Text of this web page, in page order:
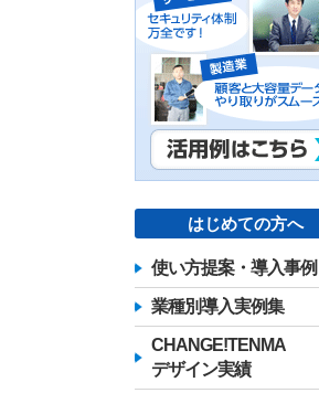
はじめての方へ
使い方提案・導入事例
業種別導入実例集
CHANGE!TENMA
デザイン実績